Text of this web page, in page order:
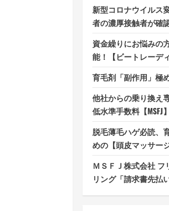
新型コロナウイルス
者の濃厚接触者が確
資金繰りにお悩みの
能！【ビートレーデ
育毛剤「副作用」極
他社からの乗り換え
低水準手数料【MSFJ】
脱毛薄毛ハゲ必読、
めの【頭皮マッサー
ＭＳＦＪ株式会社 フ
リング「請求書先払